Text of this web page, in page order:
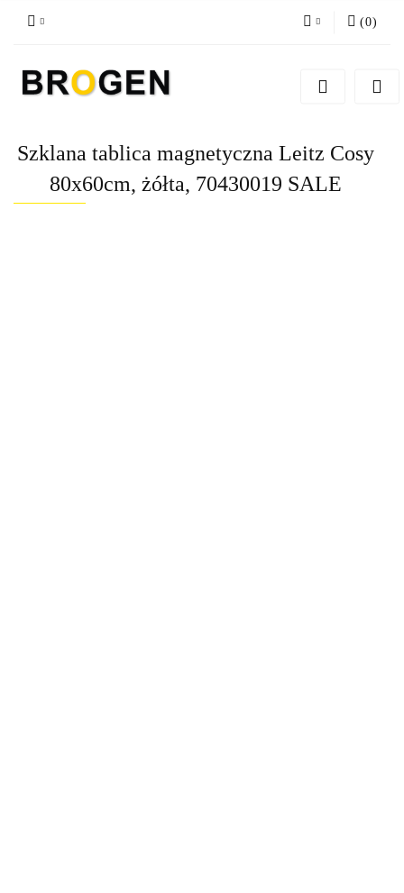
Zarejestruj się
Zgody cookies
(0)
Szklana tablica magnetyczna Leitz Cosy
80x60cm, żółta, 70430019 SALE